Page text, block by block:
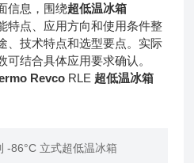
信息，围绕超低温冰箱
特点、应用方向和使用条件整
、技术特点和选型要点。实际
结合具体应用要求确认。
Revco RLE 超低温冰箱
86°C 立式超低温冰箱